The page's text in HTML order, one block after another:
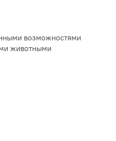
возможностями
животными